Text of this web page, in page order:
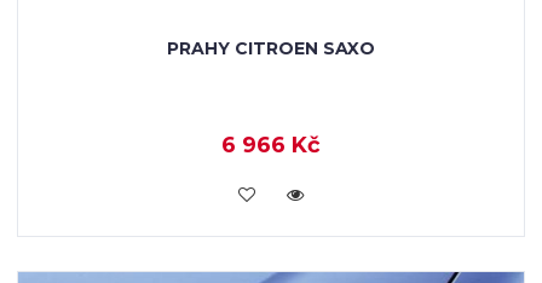
PRAHY CITROEN SAXO
6 966 Kč
KOUPIT